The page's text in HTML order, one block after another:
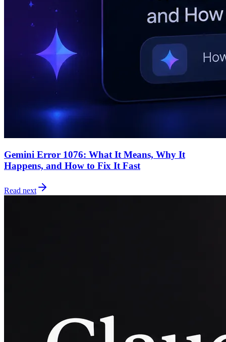
Gemini Error 1076: What It Means, Why It
Happens, and How to Fix It Fast
Read next